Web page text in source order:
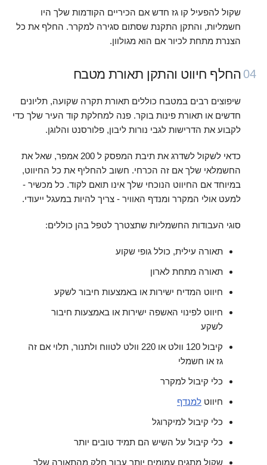
שקול להפעיל קו גז חדש אם הכיריים הקודמות שלך היו
חשמליות, והתקן התקנת שסתום סגירה למקרר. החלף את כל
הצנרת מתחת לכיור אם הוא מגולוון.
04 החלף חיווט והתקן תאורת מטבח
שיפוצים רבים במטבח כוללים תאורת תקרה שקועה, תליונים
חדשים או תאורת פינות בוקר. פנה למחלקת קוד העיר שלך כדי
לקבוע את הדרישות לגבי נורות ליבון, פלורסנט והלוגן.
כדאי לשקול לשדרג את תיבת המפסק ל 200 אמפר, שאל את
החשמלאי שלך אם זה הכרחי. חשוב להחליף את כל החיווט,
במיוחד אם החיווט הנוכחי שלך אינו תואם לקוד. כל מכשיר -
למעט אולי המקרר ומנדף האוויר - צריך להיות במעגל ייעודי.
סוגי העבודות החשמליות שתצטרך לטפל בהן כוללים:
תאורה עילית, כולל גופי שקוע
תאורה מתחת לארון
חיווט המדיח ישירות או באמצעות חיבור לשקע
חיווט לפינוי האשפה ישירות או באמצעות חיבור
לשקע
קיבול 120 וולט או 220 וולט לטווח ולתנור, תלוי אם זה
גז או חשמלי
כלי קיבול למקרר
חיווט למנדף
כלי קיבול למיקרוגל
כלי קיבול על השיש הם תמיד טובים יותר
שקול מתגים עמומים יותר עבור חלק מהתאורה שלך